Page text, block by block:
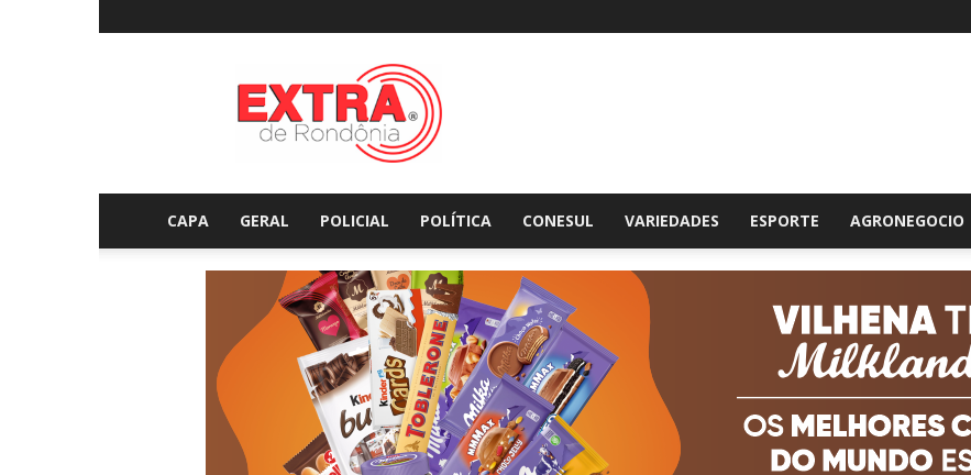
Extraderondonia.com.br
CAPA GERAL POLICIAL POLÍTICA CONESUL VARIEDADES ESPORTE AGRONEGOCIO